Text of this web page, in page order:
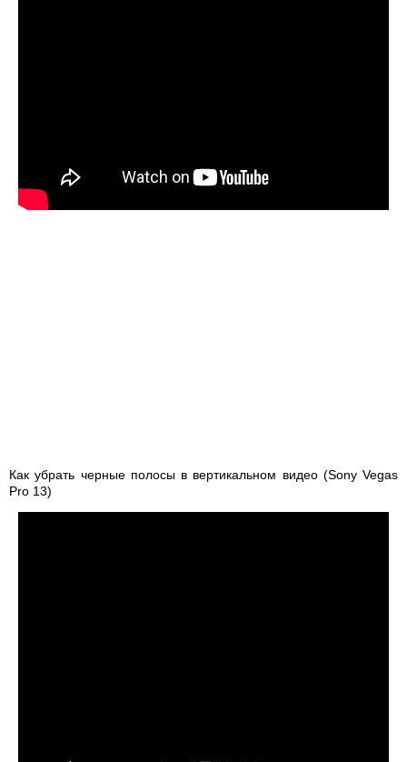
Как убрать черные полосы в вертикальном видео (Sony Vegas
Pro 13)